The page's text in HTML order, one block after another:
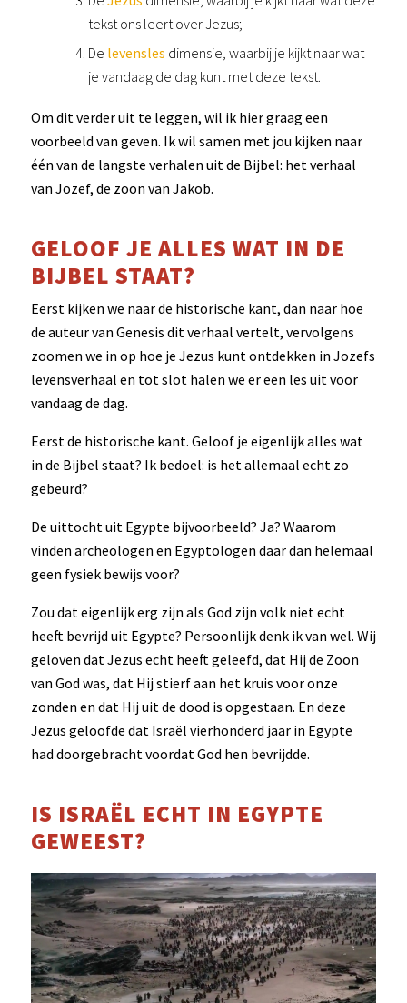
tekst ons leert over Jezus;
De levensles dimensie, waarbij je kijkt naar wat
je vandaag de dag kunt met deze tekst.
Om dit verder uit te leggen, wil ik hier graag een
voorbeeld van geven. Ik wil samen met jou kijken naar
één van de langste verhalen uit de Bijbel: het verhaal
van Jozef, de zoon van Jakob.
GELOOF JE ALLES WAT IN DE
BIJBEL STAAT?
Eerst kijken we naar de historische kant, dan naar hoe
de auteur van Genesis dit verhaal vertelt, vervolgens
zoomen we in op hoe je Jezus kunt ontdekken in Jozefs
levensverhaal en tot slot halen we er een les uit voor
vandaag de dag.
Eerst de historische kant. Geloof je eigenlijk alles wat
in de Bijbel staat? Ik bedoel: is het allemaal echt zo
gebeurd?
De uittocht uit Egypte bijvoorbeeld? Ja? Waarom
vinden archeologen en Egyptologen daar dan helemaal
geen fysiek bewijs voor?
Zou dat eigenlijk erg zijn als God zijn volk niet echt
heeft bevrijd uit Egypte? Persoonlijk denk ik van wel. Wij
geloven dat Jezus echt heeft geleefd, dat Hij de Zoon
van God was, dat Hij stierf aan het kruis voor onze
zonden en dat Hij uit de dood is opgestaan. En deze
Jezus geloofde dat Israël vierhonderd jaar in Egypte
had doorgebracht voordat God hen bevrijdde.
IS ISRAËL ECHT IN EGYPTE
GEWEEST?